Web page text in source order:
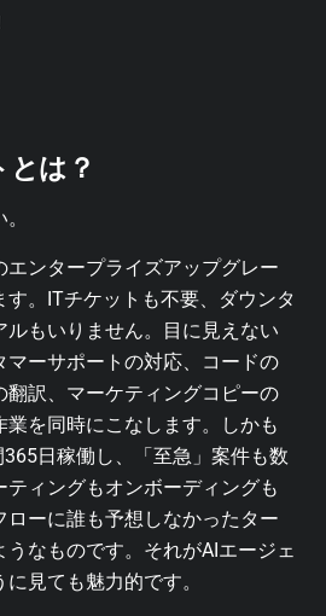
は？
エンタープライズアップグレー
す。ITチケットも不要、ダウンタ
ルもいりません。目に見えない
マーサポートの対応、コードの
翻訳、マーケティングコピーの
を同時にこなします。しかも
日稼働し、「至急」案件も数
ィングもオンボーディングも
ーに誰も予想しなかったター
なものです。それがAIエージェ
見ても魅力的です。